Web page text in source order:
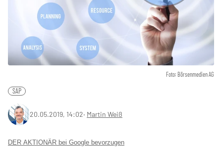
Foto: Börsenmedien AG
SAP
20.05.2019, 14:02‧ Martin Weiß
DER AKTIONÄR bei Google bevorzugen